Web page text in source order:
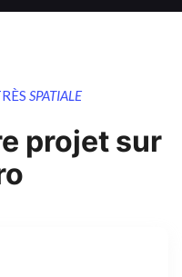
SPATIALE
projet sur